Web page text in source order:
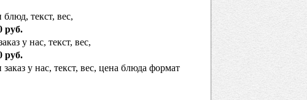
текст, вес,
руб.
у нас, текст, вес,
руб.
у нас, текст, вес, цена блюда формат